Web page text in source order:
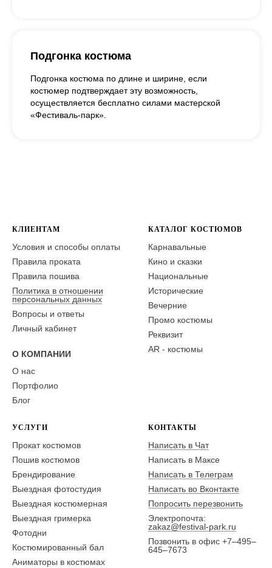
Подгонка костюма
Подгонка костюма по длине и ширине, если
костюмер подтверждает эту возможность,
осуществляется бесплатно силами мастерской
«Фестиваль-парк».
КЛИЕНТАМ
Условия и способы оплаты
Правила проката
Правила пошива
Политика в отношении
персональных данных
Вопросы и ответы
Личный кабинет
О КОМПАНИИ
О нас
Портфолио
Блог
КАТАЛОГ КОСТЮМОВ
Карнавальные
Кино и сказки
Национальные
Исторические
Вечерние
Промо костюмы
Реквизит
AR - костюмы
УСЛУГИ
Прокат костюмов
Пошив костюмов
Брендирование
Выездная фотостудия
Выездная костюмерная
Выездная гримерка
Фотодни
Костюмированный бал
Аниматоры в костюмах
КОНТАКТЫ
Написать в Чат
Написать в Максе
Написать в Телеграм
Написать во Вконтакте
Попросить перезвонить
Электропочта:
zakaz@festival-park.ru
Позвонить в офис +7–495–
645–7673